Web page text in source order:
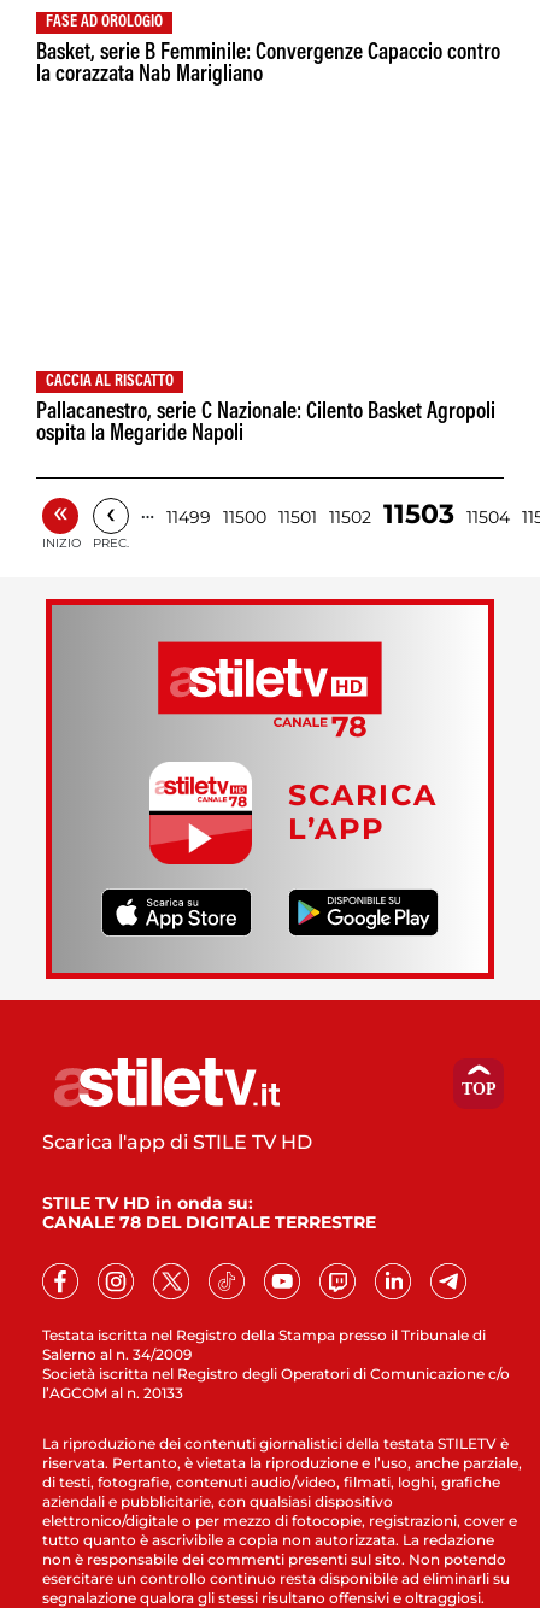
FASE AD OROLOGIO
Basket, serie B Femminile: Convergenze Capaccio contro
la corazzata Nab Marigliano
CACCIA AL RISCATTO
Pallacanestro, serie C Nazionale: Cilento Basket Agropoli
ospita la Megaride Napoli
«
INIZIO
‹
PREC.
… 11499 11500 11501 11502 11503 11504
SCARICA
L’APP
Testata iscritta nel Registro della Stampa presso il Tribunale di
Salerno al n. 34/2009
Società iscritta nel Registro degli Operatori di Comunicazione c/o
l’AGCOM al n. 20133
Scarica l'app di STILE TV HD
STILE TV HD in onda su:
CANALE 78 DEL DIGITALE TERRESTRE
La riproduzione dei contenuti giornalistici della testata STILETV è
riservata. Pertanto, è vietata la riproduzione e l’uso, anche parziale,
di testi, fotografie, contenuti audio/video, filmati, loghi, grafiche
aziendali e pubblicitarie, con qualsiasi dispositivo
elettronico/digitale o per mezzo di fotocopie, registrazioni, cover e
tutto quanto è ascrivibile a copia non autorizzata. La redazione
non è responsabile dei commenti presenti sul sito. Non potendo
esercitare un controllo continuo resta disponibile ad eliminarli su
segnalazione qualora gli stessi risultano offensivi e oltraggiosi.